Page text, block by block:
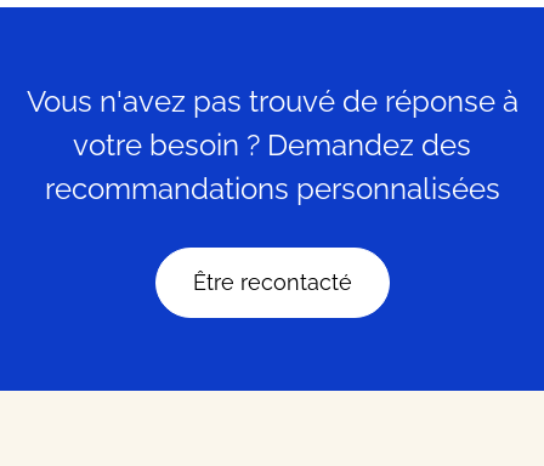
Vous n'avez pas trouvé de réponse à
votre besoin ? Demandez des
recommandations personnalisées
Être recontacté